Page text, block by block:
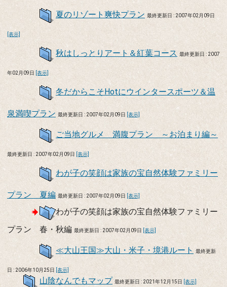
夏のリゾート爽快プラン 最終更新日 : 2007年02月09日
[表示]
秋はしっとりアート＆紅葉コース 最終更新日 : 2007
年02月09日 [表示]
冬だからこそHotにウインタースポーツ＆温
泉満喫プラン 最終更新日 : 2007年02月09日 [表示]
ご当地グルメ 満腹プラン ～お泊まり編～
最終更新日 : 2007年02月09日 [表示]
わが子の笑顔は家族の宝自然体験ファミリー
プラン 夏編 最終更新日 : 2007年02月09日 [表示]
わが子の笑顔は家族の宝自然体験ファミリー
プラン 春・秋編 最終更新日 : 2007年02月09日 [表示]
≪大山王国≫大山・米子・境港ルート 最終更新
日 : 2006年10月25日 [表示]
山陰なんでもマップ 最終更新日 : 2021年12月15日 [表示]